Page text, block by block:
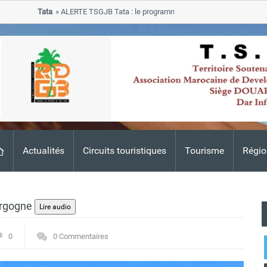
Actualités Circuits touristiques Tourisme
ALERTE TSGJB Tata : le programme de rehabilitation post-
progresse dans les zones sinistrees
0 0 Commentaires